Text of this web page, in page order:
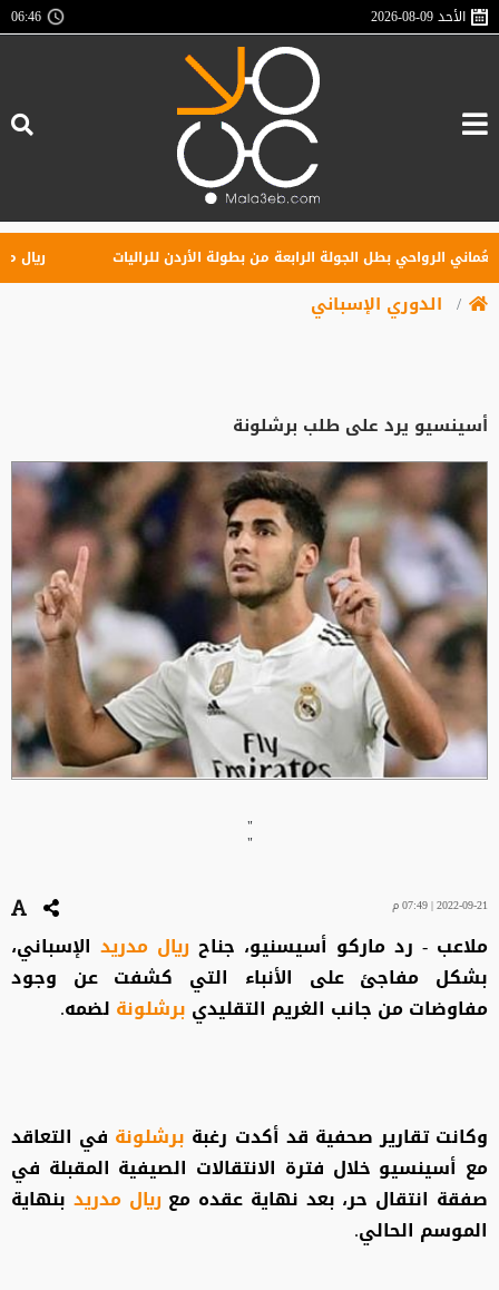
الأحد2026-08-09
06:46
الرواحي بطل الجولة الرابعة من بطولة الأردن للراليات ريال
الدوري الإسباني
أسينسيو يرد على طلب برشلونة
"
"
2022-09-21 | 07:49 م
ملاعب - رد ماركو أسيسنيو، جناح ريال مدريد الإسباني،
بشكل مفاجئ على الأنباء التي كشفت عن وجود
مفاوضات من جانب الغريم التقليدي برشلونة لضمه.
وكانت تقارير صحفية قد أكدت رغبة برشلونة في التعاقد
مع أسينسيو خلال فترة الانتقالات الصيفية المقبلة في
صفقة انتقال حر، بعد نهاية عقده مع ريال مدريد بنهاية
الموسم الحالي.